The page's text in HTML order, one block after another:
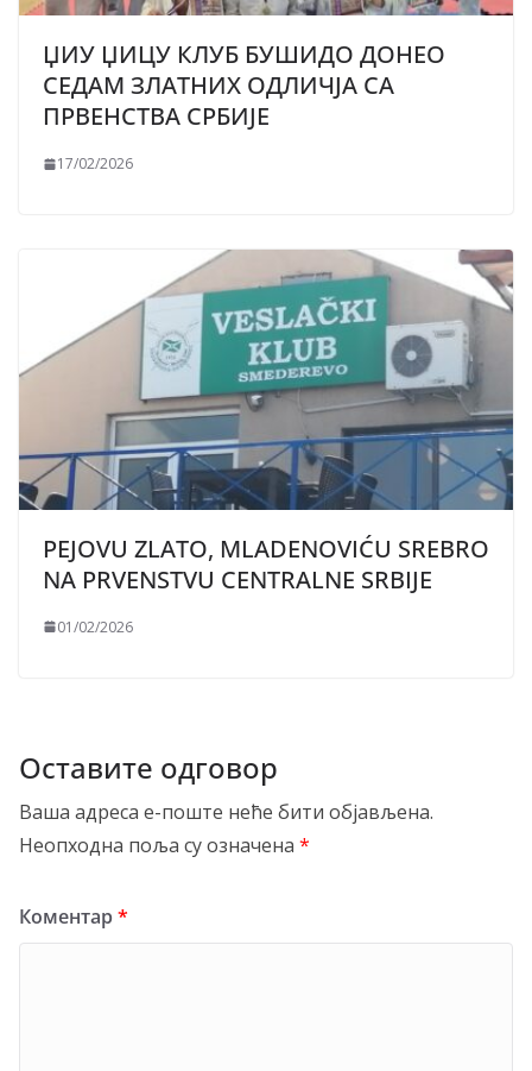
ЏИУ ЏИЦУ КЛУБ БУШИДО ДОНЕО
СЕДАМ ЗЛАТНИХ ОДЛИЧЈА СА
ПРВЕНСТВА СРБИЈЕ
17/02/2026
PEJOVU ZLATO, MLADENOVIĆU SREBRO
NA PRVENSTVU CENTRALNE SRBIJE
01/02/2026
Оставите одговор
Ваша адреса е-поште неће бити објављена.
Неопходна поља су означена *
Коментар*